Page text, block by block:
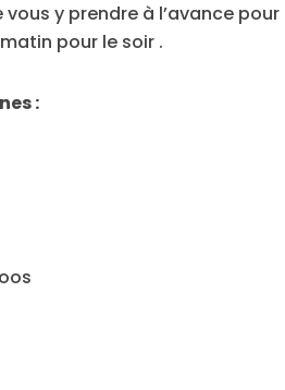
y prendre à l’avance
pour le soir .
: